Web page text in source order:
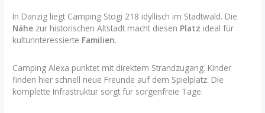
In Danzig liegt Camping Stogi 218 idyllisch im Stadtwald. Die
Nähe zur historischen Altstadt macht diesen Platz ideal für
kulturinteressierte Familien.
Camping Alexa punktet mit direktem Strandzugang. Kinder
finden hier schnell neue Freunde auf dem Spielplatz. Die
komplette Infrastruktur sorgt für sorgenfreie Tage.